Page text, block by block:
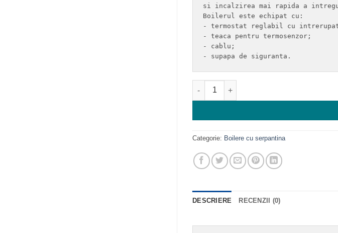
si incalzirea mai rapida a
Boilerul este echipat cu:
- termostat reglabil cu
- teaca pentru termosenzor;
- cablu;
- supapa de siguranta.
Cantitate BOILER TESY CU DOUA
Categorie: Boilere cu serpantina
DESCRIERE RECENZII (0)